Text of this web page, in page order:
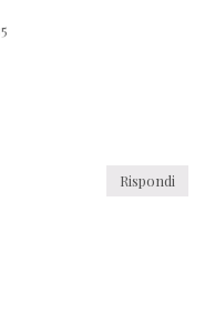
Rispondi